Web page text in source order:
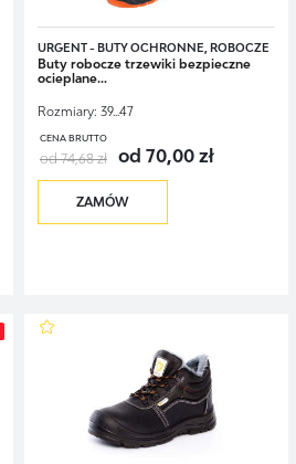
URGENT - BUTY OCHRONNE, ROBOCZE
Buty robocze trzewiki bezpieczne
ocieplane...
Rozmiary: 39...47
CENA BRUTTO
od 74,68 zł od 70,00 zł
ZAMÓW